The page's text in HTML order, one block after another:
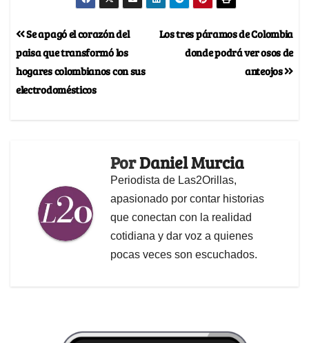
Los tres páramos de Colombia
donde podrá ver osos de
anteojos
Se apagó el corazón del
paisa que transformó los
hogares colombianos con sus
electrodomésticos
PorDaniel Murcia
Periodista de Las2Orillas,
apasionado por contar historias
que conectan con la realidad
cotidiana y dar voz a quienes
pocas veces son escuchados.